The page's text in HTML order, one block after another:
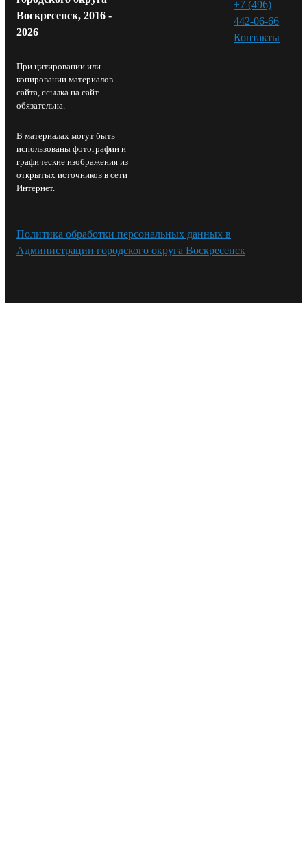
Воскресенск, 2016 -
2026
При цитировании или
копировании материалов
сайта, ссылка на сайт
обязательна.
В материалах могут быть
использованы фотографии и
графические изображения из
открытых источников в сети
Интернет.
+7 (496)
442-06-66
Контакты⁠
Политика обработки персональных данных в
Администрации городского округа Воскресенск